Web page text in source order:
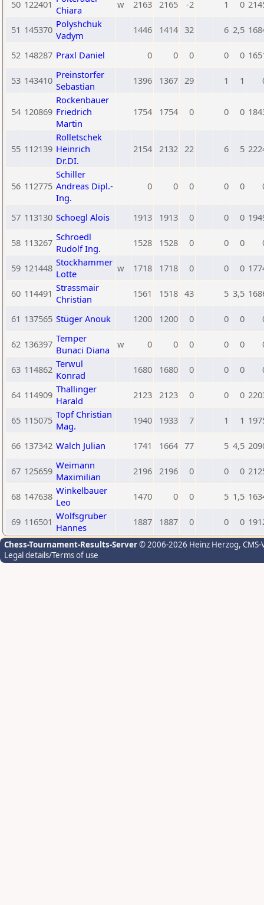
50 122401 Chiara
w 2163 2165 -2 1 0
51 145370 Polyshchuk
Vadym
1446 1414 32 6 2,5
52 148287 Praxl Daniel 0 0 0 0 0
53 143410 Preinstorfer
Sebastian
1396 1367 29 1 1
54 120869
Rockenbauer
Friedrich
Martin
1754 1754 0 0 0
55 112139
Rolletschek
Heinrich
Dr.DI.
2154 2132 22 6 5
56 112775
Schiller
Andreas Dipl.-
Ing.
0 0 0 0 0
57 113130 Schoegl Alois 1913 1913 0 0 0
58 113267 Schroedl
Rudolf Ing.
1528 1528 0 0 0
59 121448 Stockhammer
Lotte
w 1718 1718 0 0 0
60 114491 Strassmair
Christian
1561 1518 43 5 3,5
61 137565 Stüger Anouk 1200 1200 0 0 0
62 136397 Temper
Bunaci Diana
w 0 0 0 0 0
63 114862 Terwul
Konrad
1680 1680 0 0 0
64 114909 Thallinger
Harald
2123 2123 0 0 0
65 115075 Topf Christian
Mag.
1940 1933 7 1 1
66 137342 Walch Julian 1741 1664 77 5 4,5
67 125659 Weimann
Maximilian
2196 2196 0 0 0
68 147638 Winkelbauer
Leo
1470 0 0 5 1,5
69 116501 Wolfsgruber
Hannes
1887 1887 0 0 0
Chess-Tournament-Results-Server© 2006-2026 Heinz Herzog,
Legal details/Terms of use